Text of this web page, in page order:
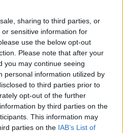
sharing to third parties, or
sensitive information for
use the below opt-out
Please note that after your
you may continue seeing
personal information utilized by
to third parties prior to
opt-out of the further
by third parties on the
This information may
parties on the IAB’s List of
χρήσιμο να
τις ειδήσεις λίγο πριν
η κατάλληλη στιγμή για
ξεκουραστείτε για έναν
από το τηλέφωνο